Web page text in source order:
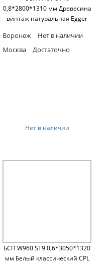
0,8*2800*1310 мм Древесина
винтаж натуральная Egger
Воронеж
Нет в наличии
Москва
Достаточно
Нет в наличии
БСП W960 ST9 0,6*3050*1320
мм Белый классический CPL